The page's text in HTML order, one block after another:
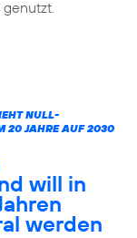
NULL-
20 JAHRE AUF 2030
will in
werden